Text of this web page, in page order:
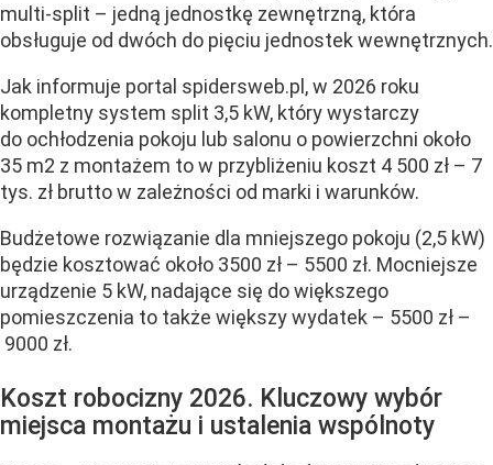
multi-split – jedną jednostkę zewnętrzną, która
obsługuje od dwóch do pięciu jednostek wewnętrznych.
Jak informuje portal spidersweb.pl, w 2026 roku
kompletny system split 3,5 kW, który wystarczy
do ochłodzenia pokoju lub salonu o powierzchni około
35 m2 z montażem to w przybliżeniu koszt 4 500 zł – 7
tys. zł brutto w zależności od marki i warunków.
Budżetowe rozwiązanie dla mniejszego pokoju (2,5 kW)
będzie kosztować około 3500 zł – 5500 zł. Mocniejsze
urządzenie 5 kW, nadające się do większego
pomieszczenia to także większy wydatek – 5500 zł –
9000 zł.
Koszt robocizny 2026. Kluczowy wybór
miejsca montażu i ustalenia wspólnoty